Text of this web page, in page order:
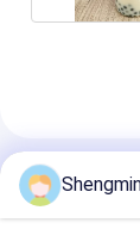
แนะนำผลิต